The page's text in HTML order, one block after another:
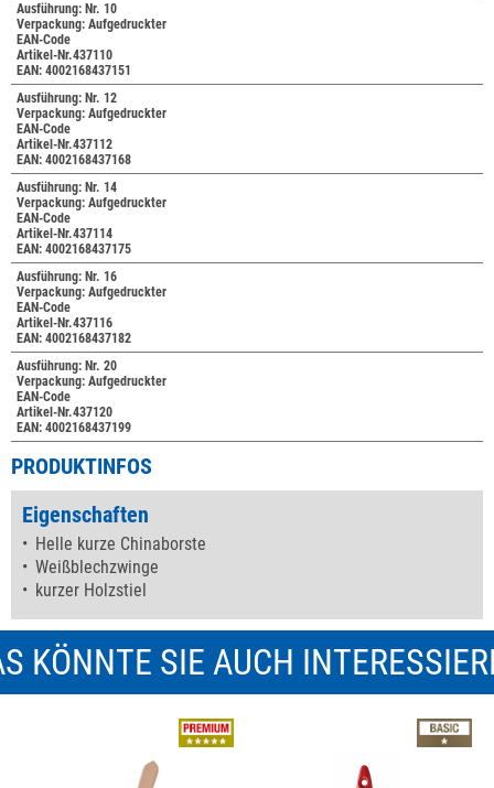
Ausführung: Nr. 10
Verpackung: Aufgedruckter
EAN-Code
Artikel-Nr.437110
EAN: 4002168437151
Ausführung: Nr. 12
Verpackung: Aufgedruckter
EAN-Code
Artikel-Nr.437112
EAN: 4002168437168
Ausführung: Nr. 14
Verpackung: Aufgedruckter
EAN-Code
Artikel-Nr.437114
EAN: 4002168437175
Ausführung: Nr. 16
Verpackung: Aufgedruckter
EAN-Code
Artikel-Nr.437116
EAN: 4002168437182
Ausführung: Nr. 20
Verpackung: Aufgedruckter
EAN-Code
Artikel-Nr.437120
EAN: 4002168437199
PRODUKTINFOS
Eigenschaften
Helle kurze Chinaborste
Weißblechzwinge
kurzer Holzstiel
KÖNNTE SIE AUCH